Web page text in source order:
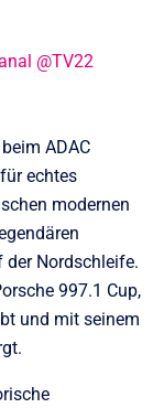
@TV22
ADAC
echtes
modernen
Nordschleife.
997.1 Cup,
und mit seinem